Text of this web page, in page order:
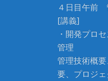
４日目午前
[講義]
・開発プロ
管理
管理技術概
要、プロジ